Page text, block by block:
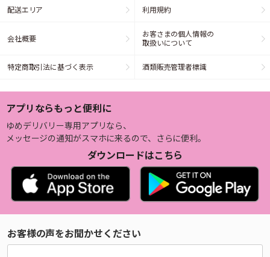
配送エリア 利用規約
会社概要
お客さまの個人情報の
取扱いについて
特定商取引法に基づく表示 酒類販売管理者標識
アプリならもっと便利に
ゆめデリバリー専用アプリなら、
メッセージの通知がスマホに来るので、さらに便利。
ダウンロードはこちら
お客様の声をお聞かせください